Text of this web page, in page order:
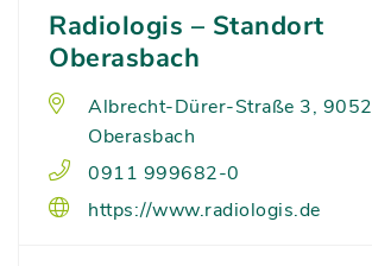
Radiologis – Standort
Oberasbach
Albrecht-Dürer-Straße 3,
Oberasbach
0911 999682-0
https://www.radiologis.de